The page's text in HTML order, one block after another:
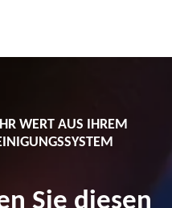
WERT AUS IHREM
Sie diesen